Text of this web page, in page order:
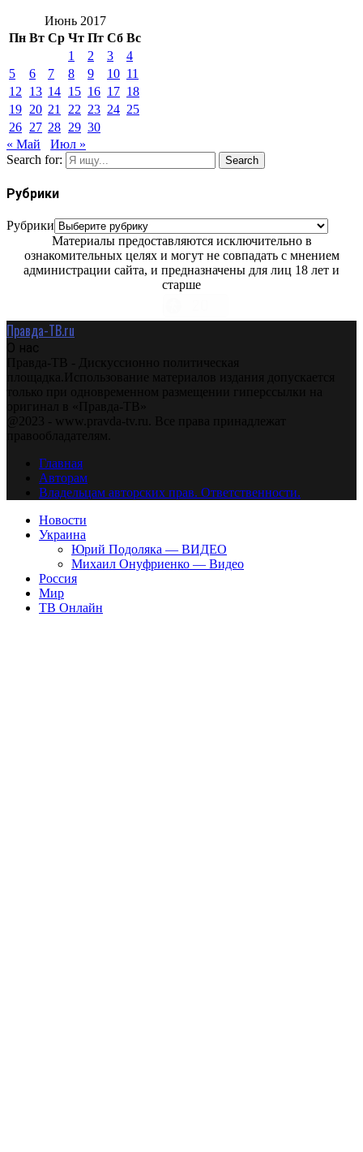
Июнь 2017
Пн Вт Ср Чт Пт Сб Вс
1
2 3
4
5
6 7 8 9 10 11
12
13 14 15 16 17 18
19 20 21 22 23 24 25
26 27 28 29 30
« Май
Июл »
Search for:
Search
Рубрики
Рубрики
Материалы предоставляются исключительно в
ознакомительных целях и могут не совпадать с мнением
администрации сайта, и предназначены для лиц 18 лет и
старше
Правда-ТВ.ru
О нас
Правда-ТВ - Дискуссионно политическая
площадка.Использование материалов издания допускается
только при одновременном размещении гиперссылки на
оригинал в «Правда-ТВ»
@2023 - www.pravda-tv.ru. Все права принадлежат
правообладателям.
Главная
Авторам
Владельцам авторских прав. Ответственности.
Новости
Украина
Юрий Подоляка — ВИДЕО
Михаил Онуфриенко — Видео
Россия
Мир
ТВ Онлайн